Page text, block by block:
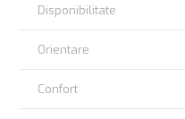
Disponibilitate
Orientare
Confort